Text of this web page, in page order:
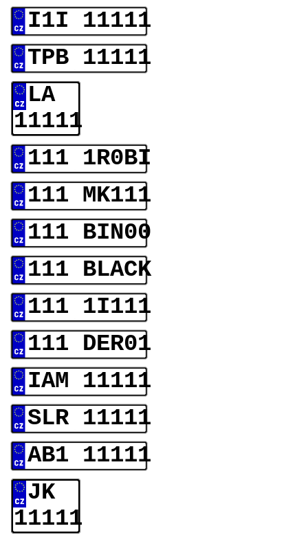
I1I 11111
TPB 11111
LA
11111
111 1R0BI
111 MK111
111 BIN00
111 BLACK
111 1I111
111 DER01
IAM 11111
SLR 11111
AB1 11111
JK
11111